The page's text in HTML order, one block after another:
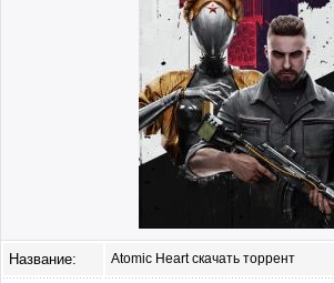
Название: Atomic Heart скачать торрент